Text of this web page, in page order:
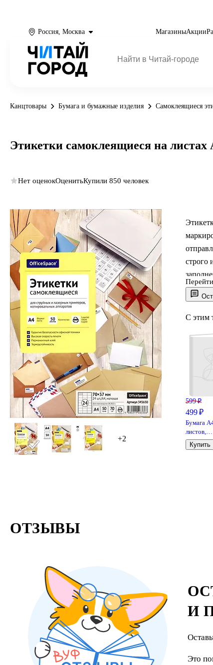
Россия, Москва МагазиныАкции
Канцтовары Бумага и бумажные изделия Самоклеящиеся
+2
строго
С этим
599 ₽
499 ₽
Бумага
листов,
Купить
Этикетки самоклеящиеся на листах
Нет оценокОценитьКупили 850 человек
ОТЗЫВЫ
И
Это